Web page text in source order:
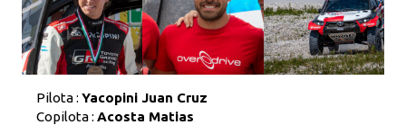
Pilota : Yacopini Juan Cruz
Copilota : Acosta Matias